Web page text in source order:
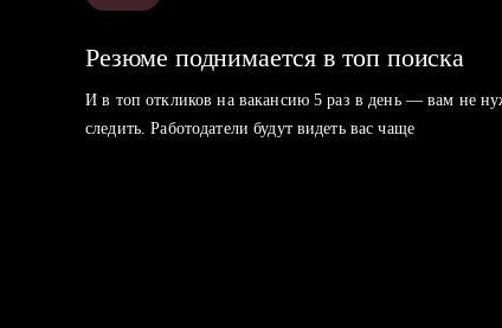
Резюме поднимается в топ поиска
И в топ откликов на вакансию 5 раз в день — вам не
следить. Работодатели будут видеть вас чаще